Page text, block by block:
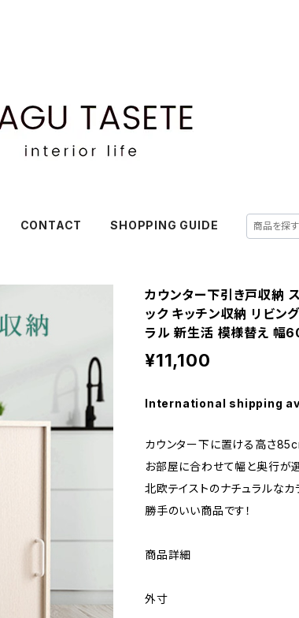
CONTACT SHOPPING GUIDE
カウンター下引き戸収納
ック キッチン収納 リビン
ラル 新生活 模様替え 幅
¥11,100
International shipping
カウンター下に置ける高さ
お部屋に合わせて幅と奥行が
北欧テイストのナチュラルな
勝手のいい商品です！
商品詳細
外寸